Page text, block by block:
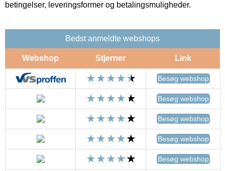
betingelser, leveringsformer og betalingsmuligheder.
Bedst anmeldte webshops
Webshop Stjerner Link
Besøg webshop
Besøg webshop
Besøg webshop
Besøg webshop
Besøg webshop